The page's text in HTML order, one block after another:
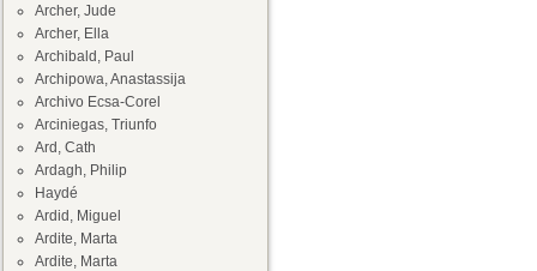
Archer, Jude
Archer, Ella
Archibald, Paul
Archipowa, Anastassija
Archivo Ecsa-Corel
Arciniegas, Triunfo
Ard, Cath
Ardagh, Philip
Haydé
Ardid, Miguel
Ardite, Marta
Ardite, Marta